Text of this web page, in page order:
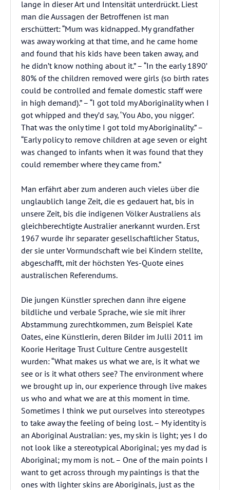
lange in dieser Art und Intensität unterdrückt. Liest
man die Aussagen der Betroffenen ist man
erschüttert: “Mum was kidnapped. My grandfather
was away working at that time, and he came home
and found that his kids have been taken away, and
he didn’t know nothing about it.” – “In the early 1890’
80% of the children removed were girls (so birth rates
could be controlled and female domestic staff were
in high demand).” – “I got told my Aboriginality when I
got whipped and they’d say, ‘You Abo, you nigger’.
That was the only time I got told my Aboriginality.” –
“Early policy to remove children at age seven or eight
was changed to infants when it was found that they
could remember where they came from.”
Man erfährt aber zum anderen auch vieles über die
unglaublich lange Zeit, die es gedauert hat, bis in
unsere Zeit, bis die indigenen Völker Australiens als
gleichberechtigte Australier anerkannt wurden. Erst
1967 wurde ihr separater gesellschaftlicher Status,
der sie unter Vormundschaft wie bei Kindern stellte,
abgeschafft, mit der höchsten Yes-Quote eines
australischen Referendums.
Die jungen Künstler sprechen dann ihre eigene
bildliche und verbale Sprache, wie sie mit ihrer
Abstammung zurechtkommen, zum Beispiel Kate
Oates, eine Künstlerin, deren Bilder im Julli 2011 im
Koorie Heritage Trust Culture Centre ausgestellt
wurden: “What makes us what we are, is it what we
see or is it what others see? The environment where
we brought up in, our experience through live makes
us who and what we are at this moment in time.
Sometimes I think we put ourselves into stereotypes
to take away the feeling of being lost. – My identity is
an Aboriginal Australian: yes, my skin is light; yes I do
not look like a stereotypical Aboriginal; yes my dad is
Aboriginal; my mom is not. – One of the main points I
want to get across through my paintings is that the
ones with lighter skins are Aboriginals, just as the